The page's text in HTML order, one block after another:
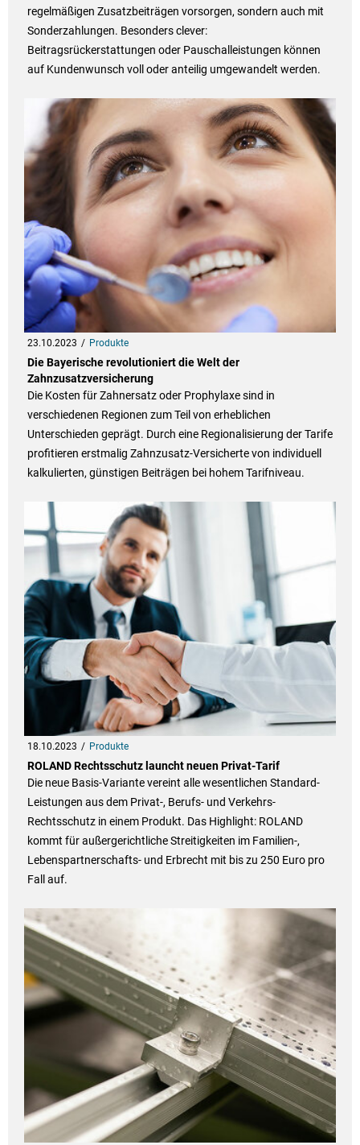
regelmäßigen Zusatzbeiträgen vorsorgen, sondern auch mit
Sonderzahlungen. Besonders clever:
Beitragsrückerstattungen oder Pauschalleistungen können
auf Kundenwunsch voll oder anteilig umgewandelt werden.
23.10.2023 Produkte
Die Bayerische revolutioniert die Welt der
Zahnzusatzversicherung
Die Kosten für Zahnersatz oder Prophylaxe sind in
verschiedenen Regionen zum Teil von erheblichen
Unterschieden geprägt. Durch eine Regionalisierung der Tarife
profitieren erstmalig Zahnzusatz-Versicherte von individuell
kalkulierten, günstigen Beiträgen bei hohem Tarifniveau.
18.10.2023 Produkte
ROLAND Rechtsschutz launcht neuen Privat-Tarif
Die neue Basis-Variante vereint alle wesentlichen Standard-
Leistungen aus dem Privat-, Berufs- und Verkehrs-
Rechtsschutz in einem Produkt. Das Highlight: ROLAND
kommt für außergerichtliche Streitigkeiten im Familien-,
Lebenspartnerschafts- und Erbrecht mit bis zu 250 Euro pro
Fall auf.